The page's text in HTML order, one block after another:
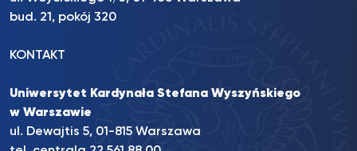
bud. 21, pokój 320
KONTAKT
Uniwersytet Kardynała Stefana Wyszyńskiego
w Warszawie
ul. Dewajtis 5, 01-815 Warszawa